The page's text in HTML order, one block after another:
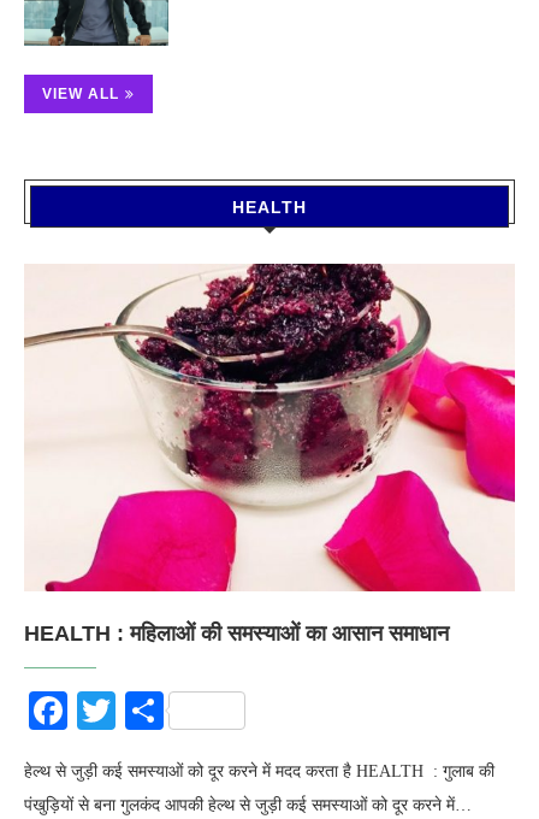
VIEW ALL
HEALTH
HEALTH : महिलाओं की समस्‍याओं का आसान समाधान
Facebook
Twitter
Share
हेल्‍थ से जुड़ी कई समस्‍याओं को दूर करने में मदद करता है HEALTH : गुलाब की
पंखुड़ियों से बना गुलकंद आपकी हेल्‍थ से जुड़ी कई समस्‍याओं को दूर करने में…